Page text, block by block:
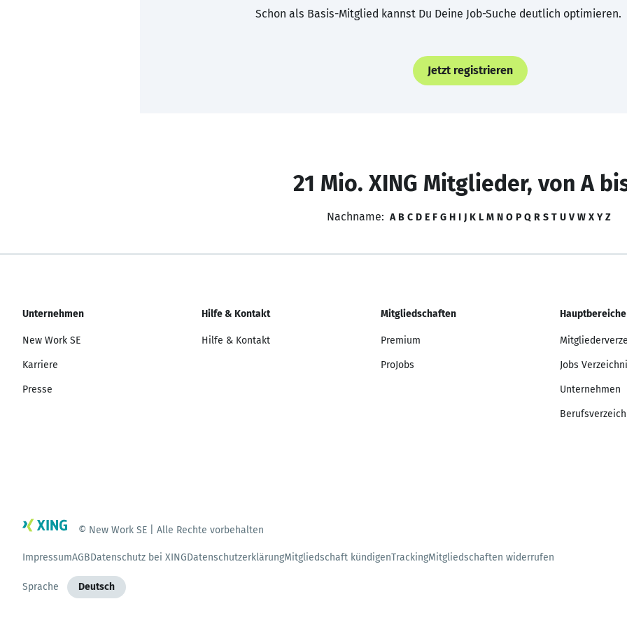
Schon als Basis-Mitglied kannst Du Deine Job-Suche deutlich optimieren.
Jetzt registrieren
21 Mio. XING Mitglieder, von A
Nachname: A B C D E F G H I J K L M N O P Q R S T U V W X Y Z
Unternehmen
New Work SE
Karriere
Presse
Hilfe & Kontakt
Hilfe & Kontakt
Mitgliedschaften
Premium
ProJobs
Hauptbereiche
Jobs
Unternehmen
© New Work SE | Alle Rechte vorbehalten
ImpressumAGBDatenschutz bei XINGDatenschutzerklärungMitgliedschaft kündigenTrackingMitgliedschaften widerrufen
Sprache Deutsch